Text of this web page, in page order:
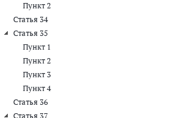
Пункт 2
Статья 34
Статья 35
Пункт 1
Пункт 2
Пункт 3
Пункт 4
Статья 36
Статья 37